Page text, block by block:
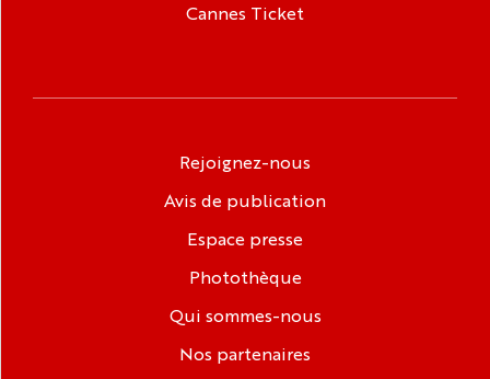
Cannes Ticket
Rejoignez-nous
Avis de publication
Espace presse
Photothèque
Qui sommes-nous
Nos partenaires